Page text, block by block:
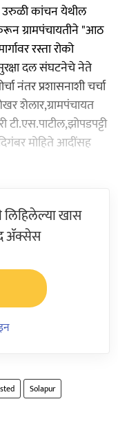
कांचन येथील
करून ग्रामपंचायतीने "आठ
रस्ता रोको
दल संघटनेचे नेते
नंतर प्रशासनाशी चर्चा
शेलार,ग्रामपंचायत
मोहिते आदींसह
खास
ॲक्सेस
Solapur